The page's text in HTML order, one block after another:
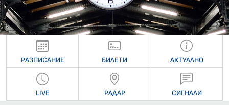
РАЗПИСАНИЕ БИЛЕТИ АКТУАЛНО
LIVE РАДАР СИГНАЛИ